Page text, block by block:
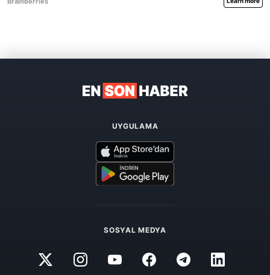
UYGULAMA
SOSYAL MEDYA